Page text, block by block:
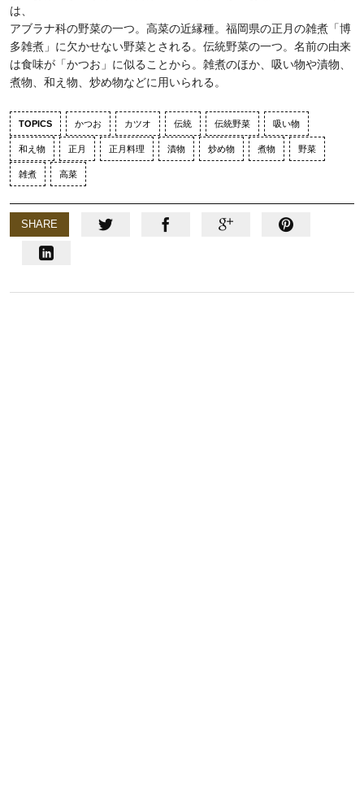
は、
アブラナ科の野菜の一つ。高菜の近縁種。福岡県の正月の雑煮「博
多雑煮」に欠かせない野菜とされる。伝統野菜の一つ。名前の由来
は食味が「かつお」に似ることから。雑煮のほか、吸い物や漬物、
煮物、和え物、炒め物などに用いられる。
TOPICS かつお カツオ 伝統 伝統野菜 吸い物
和え物 正月 正月料理 漬物 炒め物 煮物 野菜
雑煮 高菜
SHARE